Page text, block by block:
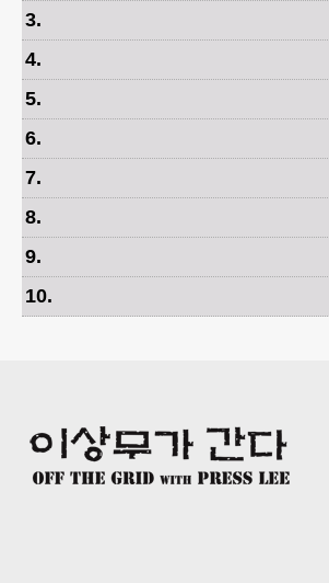
3.
4.
5.
6.
7.
8.
9.
10.